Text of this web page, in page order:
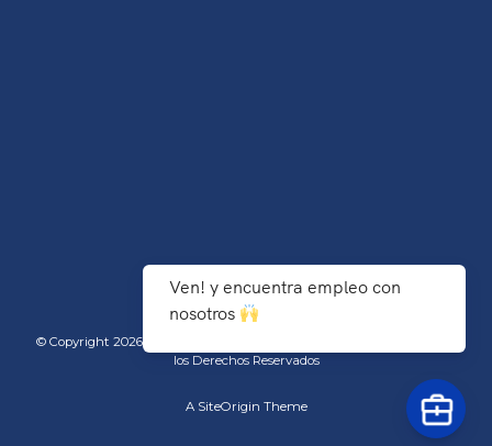
Ven! y encuentra empleo con
nosotros
© Copyright 2026 TecNM/Instituto Tecnológico de Agua Prieta - Todos
los Derechos Reservados
A SiteOrigin Theme